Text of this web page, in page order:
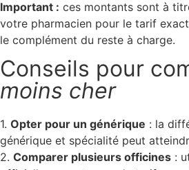
Important : ces montants sont à
votre pharmacien pour le tarif
le complément du reste à charge.
Conseils pour
moins cher
1. Opter pour un générique : la
générique et spécialité peut
2. Comparer plusieurs officines :